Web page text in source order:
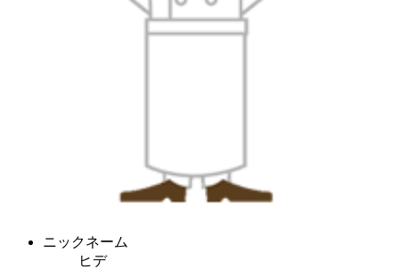
ニックネーム
ヒデ